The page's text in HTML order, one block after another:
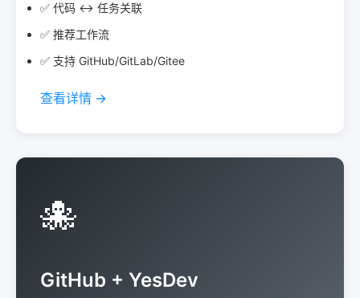
✅ 代码 ↔ 任务关联
✅ 推荐工作流
✅ 支持 GitHub/GitLab/Gitee
查看详情 →
🐙
GitHub + YesDev